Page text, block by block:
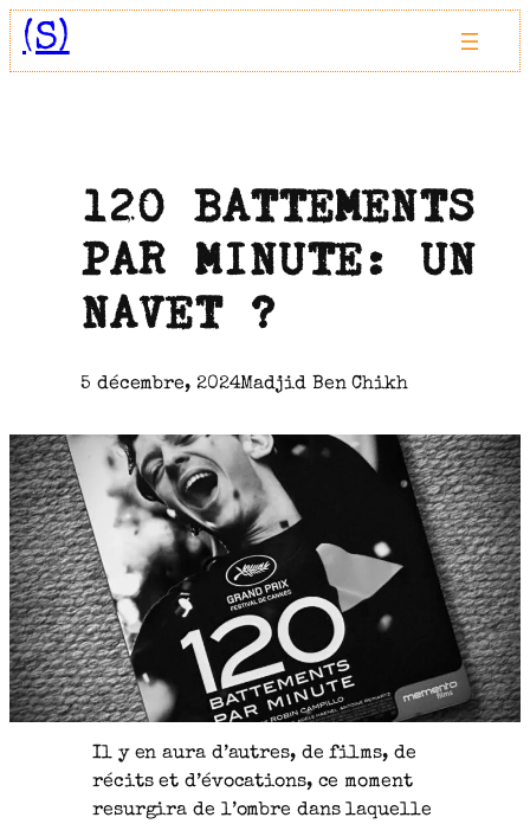
Aller
au(S)
120 BATTEMENTS
PAR MINUTE: UN
NAVET ?
5 décembre, 2024Madjid Ben Chikh
Il y en aura d’autres, de films, de
récits et d’évocations, ce moment
resurgira de l’ombre dans laquelle